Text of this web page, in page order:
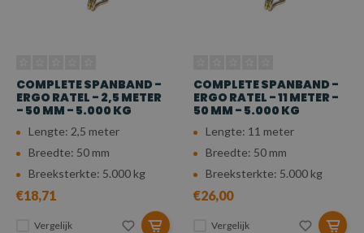
COMPLETE SPANBAND -
ERGO RATEL - 2,5 METER
- 50 MM - 5.000 KG
Lengte: 2,5 meter
Breedte: 50 mm
Breeksterkte: 5.000 kg
€18,71
Vergelijk
COMPLETE SPANBAND -
ERGO RATEL - 11 METER -
50 MM - 5.000 KG
Lengte: 11 meter
Breedte: 50 mm
Breeksterkte: 5.000 kg
€26,00
Vergelijk